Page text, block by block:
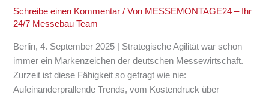
Schreibe einen Kommentar / Von MESSEMONTAGE24 – Ihr
24/7 Messebau Team
Berlin, 4. September 2025 | Strategische Agilität war schon
immer ein Markenzeichen der deutschen Messewirtschaft.
Zurzeit ist diese Fähigkeit so gefragt wie nie:
Aufeinanderprallende Trends, vom Kostendruck über